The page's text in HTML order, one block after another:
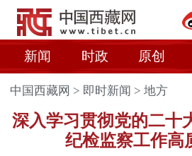
新闻 时政 原创
中国西藏网 > 即时新闻 >地方
深入学习贯彻党的二十
纪检监察工作高